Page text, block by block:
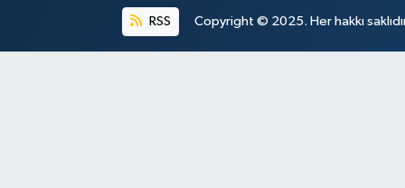
RSS Copyright © 2025. Her hakkı